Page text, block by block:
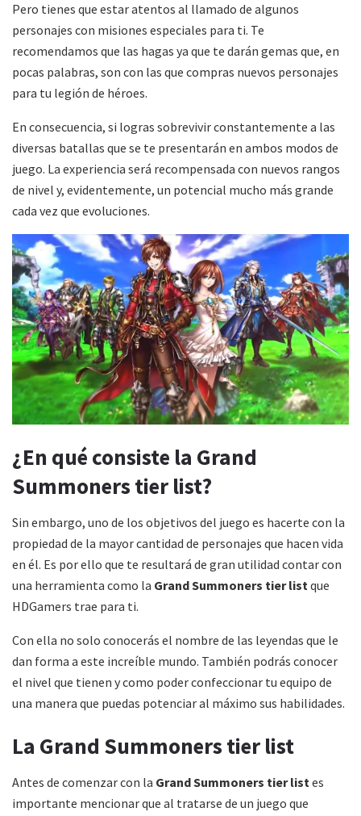
Pero tienes que estar atentos al llamado de algunos
personajes con misiones especiales para ti. Te
recomendamos que las hagas ya que te darán gemas que, en
pocas palabras, son con las que compras nuevos personajes
para tu legión de héroes.
En consecuencia, si logras sobrevivir constantemente a las
diversas batallas que se te presentarán en ambos modos de
juego. La experiencia será recompensada con nuevos rangos
de nivel y, evidentemente, un potencial mucho más grande
cada vez que evoluciones.
¿En qué consiste la Grand
Summoners tier list?
Sin embargo, uno de los objetivos del juego es hacerte con la
propiedad de la mayor cantidad de personajes que hacen vida
en él. Es por ello que te resultará de gran utilidad contar con
una herramienta como la Grand Summoners tier list que
HDGamers trae para ti.
Con ella no solo conocerás el nombre de las leyendas que le
dan forma a este increíble mundo. También podrás conocer
el nivel que tienen y como poder confeccionar tu equipo de
una manera que puedas potenciar al máximo sus habilidades.
La Grand Summoners tier list
Antes de comenzar con la Grand Summoners tier list es
importante mencionar que al tratarse de un juego que